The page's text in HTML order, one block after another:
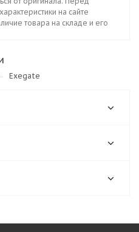
на сайте
товара на складе и его
Exegate